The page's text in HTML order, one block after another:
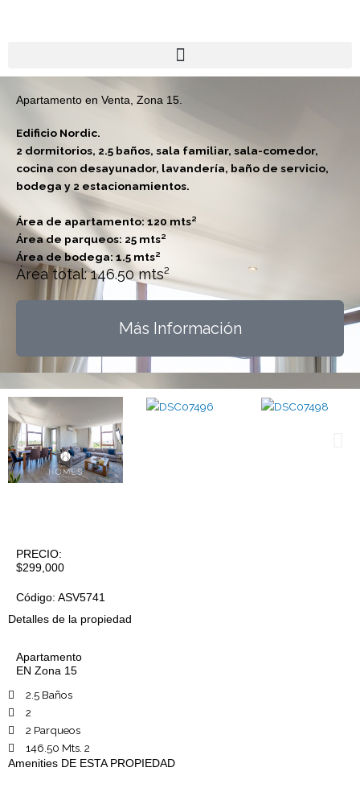
Apartamento en Venta, Zona 15.
Edificio Nordic.
2 dormitorios, 2.5 baños, sala familiar, sala-comedor,
cocina con desayunador, lavandería, baño de servicio,
bodega y 2 estacionamientos.
Área de apartamento: 120 mts²
Área de parqueos: 25 mts²
Área de bodega: 1.5 mts²
Área total: 146.50mts²
Más Información
PRECIO:
$299,000
Código: ASV5741
Detalles de la propiedad
Apartamento
EN Zona 15
2.5 Baños
2
2 Parqueos
146.50 Mts. 2
Amenities DE ESTA PROPIEDAD